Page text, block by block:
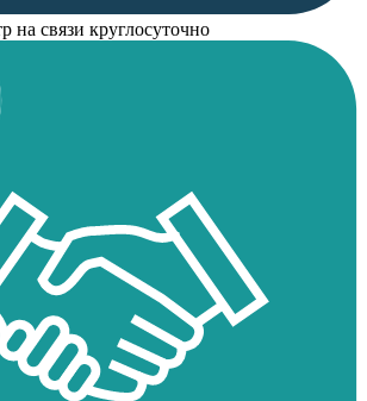
связи круглосуточно